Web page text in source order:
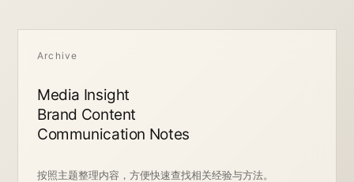
Archive
Media Insight
Brand Content
Communication Notes
按照主题整理内容，方便快速查找相关经验与方法。